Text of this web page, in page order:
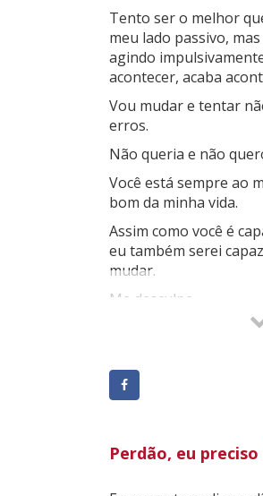
Tento ser o melhor
meu lado passivo,
agindo
acontecer, acaba
Vou mudar e tentar
erros.
Não queria e não
Você está sempre ao
bom da minha vida.
Assim como você é
eu também serei
mudar.
Me desculpe.
Você é muito especial
felicidade está perto de
Te ofereço o que tenho.
Uma amizade que nos
Perdão, eu preciso